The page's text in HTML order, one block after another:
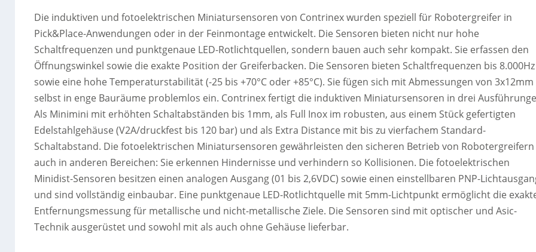
Die induktiven und fotoelektrischen Miniatursensoren von Contrinex wurden speziell für Robotergreifer in
Pick&Place-Anwendungen oder in der Feinmontage entwickelt. Die Sensoren bieten nicht nur hohe
Schaltfrequenzen und punktgenaue LED-Rotlichtquellen, sondern bauen auch sehr kompakt. Sie erfassen den
Öffnungswinkel sowie die exakte Position der Greiferbacken. Die Sensoren bieten Schaltfrequenzen bis 8.000Hz
sowie eine hohe Temperaturstabilität (-25 bis +70°C oder +85°C). Sie fügen sich mit Abmessungen von 3x12mm
selbst in enge Bauräume problemlos ein. Contrinex fertigt die induktiven Miniatursensoren in drei
Als Minimini mit erhöhten Schaltabständen bis 1mm, als Full Inox im robusten, aus einem Stück gefertigten
Edelstahlgehäuse (V2A/druckfest bis 120 bar) und als Extra Distance mit bis zu vierfachem Standard-
Schaltabstand. Die fotoelektrischen Miniatursensoren gewährleisten den sicheren Betrieb von Robotergreifern
auch in anderen Bereichen: Sie erkennen Hindernisse und verhindern so Kollisionen. Die fotoelektrischen
Minidist-Sensoren besitzen einen analogen Ausgang (01 bis 2,6VDC) sowie einen einstellbaren PNP-
und sind vollständig einbaubar. Eine punktgenaue LED-Rotlichtquelle mit 5mm-Lichtpunkt ermöglicht die
Entfernungsmessung für metallische und nicht-metallische Ziele. Die Sensoren sind mit optischer und Asic-
Technik ausgerüstet und sowohl mit als auch ohne Gehäuse lieferbar.